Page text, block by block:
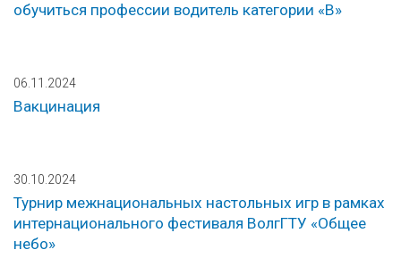
обучиться профессии водитель категории «В»
06.11.2024
Вакцинация
30.10.2024
Турнир межнациональных настольных игр в рамках
интернационального фестиваля ВолгГТУ «Общее
небо»